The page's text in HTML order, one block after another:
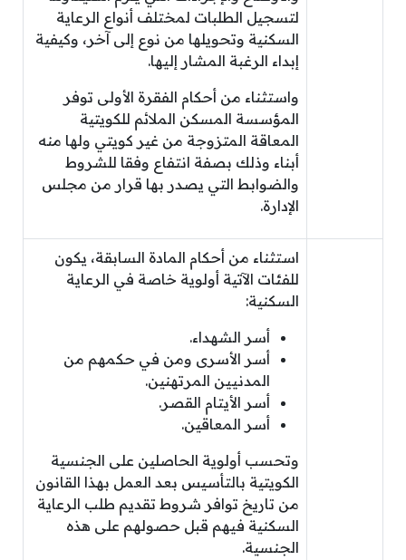
لتسجيل الطلبات لمختلف أنواع الرعاية
السكنية وتحويلها من نوع إلى آخر، وكيفية
إبداء الرغبة المشار إليها.
واستثناء من أحكام الفقرة الأولى توفر
المؤسسة المسكن الملائم للكويتية
المعاقة المتزوجة من غير كويتي ولها منه
أبناء وذلك بصفة انتفاع وفقا للشروط
والضوابط التي يصدر بها قرار من مجلس
الإدارة.
استثناء من أحكام المادة السابقة، يكون
للفئات الآتية أولوية خاصة في الرعاية
السكنية:
أسر الشهداء.
أسر الأسرى ومن في حكمهم من
المدنيين المرتهنين.
أسر الأيتام القصر.
أسر المعاقين.
وتحسب أولوية الحاصلين على الجنسية
الكويتية بالتأسيس بعد العمل بهذا القانون
من تاريخ توافر شروط تقديم طلب الرعاية
السكنية فيهم قبل حصولهم على هذه
الجنسية.